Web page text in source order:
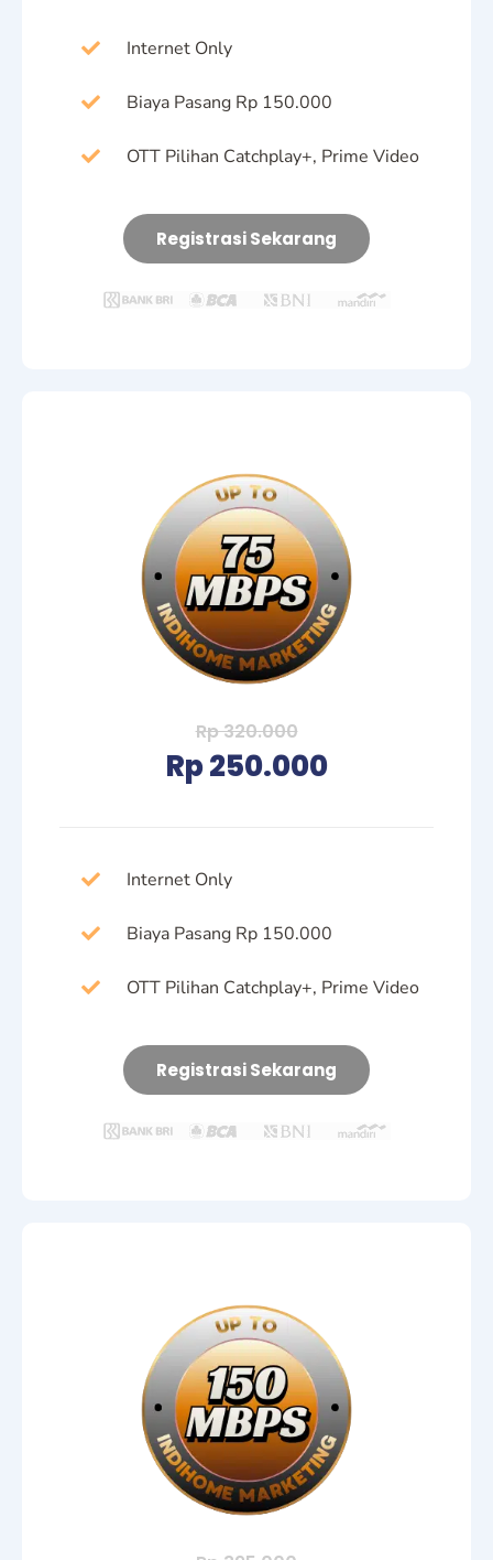
Internet Only
Biaya Pasang Rp 150.000
OTT Pilihan Catchplay+, Prime Video
Registrasi Sekarang
Rp 320.000
Rp 250.000
Internet Only
Biaya Pasang Rp 150.000
OTT Pilihan Catchplay+, Prime Video
Registrasi Sekarang